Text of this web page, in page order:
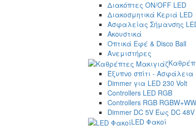
Διακόπτες ON/OFF LED
Διακοσμητικά Κεριά LED
Ασφαλείας Σήμανσης
Ακουστικά
Οπτικά Εφέ & Disco Ball
Ανεμιστήρες
Έξυπνο σπίτι - Ασφάλεια
Dimmer για LED 230 Volt
Controllers LED RGB
Controllers RGB
Dimmer DC 5V Έως DC 48V
LED Φακοί